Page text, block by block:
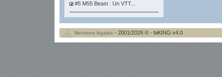
#5 M55 Beast : Un VTT...
Mentions légales - 2001/2026 © - biKING v4.0